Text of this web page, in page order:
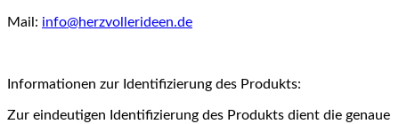
Mail: info@herzvollerideen.de
Informationen zur Identifizierung des Produkts:
Zur eindeutigen Identifizierung des Produkts dient die genaue